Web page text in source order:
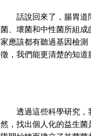
話說回來了，腸胃道問
菌、壞菌和中性菌所組
家應該都有聽過基因檢
徵，我們能更清楚的知道
透過這些科學研究，我
然，找出個人化的益生